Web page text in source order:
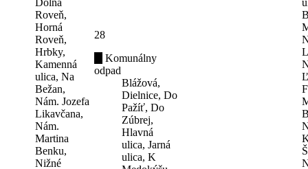
Dolná
Roveň,
Horná
Roveň,
Hrbky,
Kamenná
ulica, Na
Bežan,
Nám. Jozefa
Likavčana,
Nám.
Martina
Benku,
Nižné
28
Komunálny
odpad
Blážová,
Dielnice, Do
Pažíť, Do
Zúbrej,
Hlavná
ulica, Jarná
ulica, K